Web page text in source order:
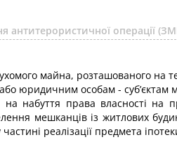
антитерористичної операції
майна, розташованого
юридичним особам - суб’єктам
на набуття права власності
мешканців із житлових
частині реалізації предмета